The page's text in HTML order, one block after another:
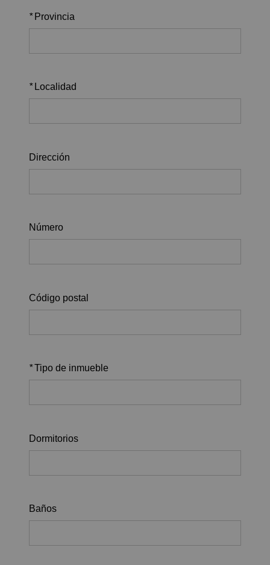
* Provincia
* Localidad
Dirección
Número
Código postal
*Tipo de inmueble
Dormitorios
Baños